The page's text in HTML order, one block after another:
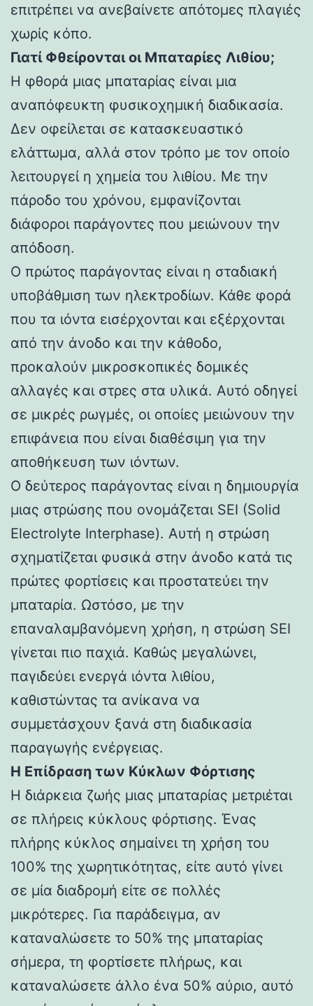
επιτρέπει να ανεβαίνετε απότομες πλαγιές
χωρίς κόπο.
Γιατί Φθείρονται οι Μπαταρίες Λιθίου;
Η φθορά μιας μπαταρίας είναι μια
αναπόφευκτη φυσικοχημική διαδικασία.
Δεν οφείλεται σε κατασκευαστικό
ελάττωμα, αλλά στον τρόπο με τον οποίο
λειτουργεί η χημεία του λιθίου. Με την
πάροδο του χρόνου, εμφανίζονται
διάφοροι παράγοντες που μειώνουν την
απόδοση.
Ο πρώτος παράγοντας είναι η σταδιακή
υποβάθμιση των ηλεκτροδίων. Κάθε φορά
που τα ιόντα εισέρχονται και εξέρχονται
από την άνοδο και την κάθοδο,
προκαλούν μικροσκοπικές δομικές
αλλαγές και στρες στα υλικά. Αυτό οδηγεί
σε μικρές ρωγμές, οι οποίες μειώνουν την
επιφάνεια που είναι διαθέσιμη για την
αποθήκευση των ιόντων.
Ο δεύτερος παράγοντας είναι η δημιουργία
μιας στρώσης που ονομάζεται SEI (Solid
Electrolyte Interphase). Αυτή η στρώση
σχηματίζεται φυσικά στην άνοδο κατά τις
πρώτες φορτίσεις και προστατεύει την
μπαταρία. Ωστόσο, με την
επαναλαμβανόμενη χρήση, η στρώση SEI
γίνεται πιο παχιά. Καθώς μεγαλώνει,
παγιδεύει ενεργά ιόντα λιθίου,
καθιστώντας τα ανίκανα να
συμμετάσχουν ξανά στη διαδικασία
παραγωγής ενέργειας.
Η Επίδραση των Κύκλων Φόρτισης
Η διάρκεια ζωής μιας μπαταρίας μετριέται
σε πλήρεις κύκλους φόρτισης. Ένας
πλήρης κύκλος σημαίνει τη χρήση του
100% της χωρητικότητας, είτε αυτό γίνει
σε μία διαδρομή είτε σε πολλές
μικρότερες. Για παράδειγμα, αν
καταναλώσετε το 50% της μπαταρίας
σήμερα, τη φορτίσετε πλήρως, και
καταναλώσετε άλλο ένα 50% αύριο, αυτό